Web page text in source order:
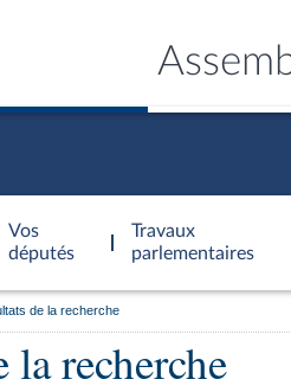
Vos
députés
Travaux
parlementaires
de la recherche
la recherche